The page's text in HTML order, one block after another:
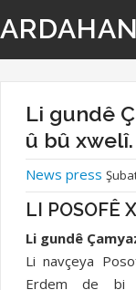
Derbarê Me
TR | Tirki - Türkçe
EN | English- ingilizi
Têkilî
Li gundê
û bû xwelî.
News press
LI POSOFÊ
Li gundê
Li navçeya
Erdem de bi